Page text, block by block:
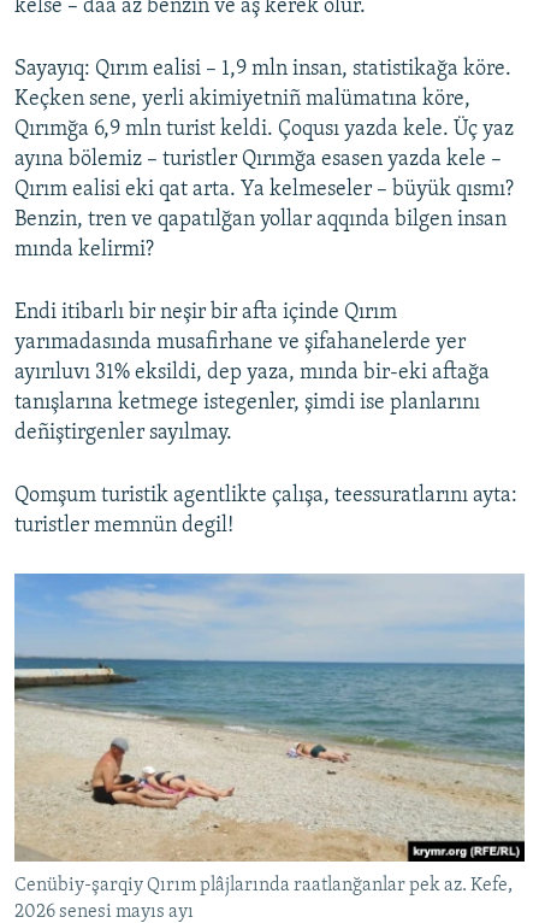
kelse – daa az benzin ve aş kerek olur.
Sayayıq: Qırım ealisi – 1,9 mln insan, statistikağa köre.
Keçken sene, yerli akimiyetniñ malümatına köre,
Qırımğa 6,9 mln turist keldi. Çoqusı yazda kele. Üç yaz
ayına bölemiz – turistler Qırımğa esasen yazda kele –
Qırım ealisi eki qat arta. Ya kelmeseler – büyük qısmı?
Benzin, tren ve qapatılğan yollar aqqında bilgen insan
mında kelirmi?
Endi itibarlı bir neşir bir afta içinde Qırım
yarımadasında musafirhane ve şifahanelerde yer
ayırıluvı 31% eksildi, dep yaza, mında bir-eki aftağa
tanışlarına ketmege istegenler, şimdi ise planlarını
deñiştirgenler sayılmay.
Qomşum turistik agentlikte çalışa, teessuratlarını ayta:
turistler memnün degil!
Cenübiy-şarqiy Qırım plâjlarında raatlanğanlar pek az. Kefe,
2026 senesi mayıs ayı